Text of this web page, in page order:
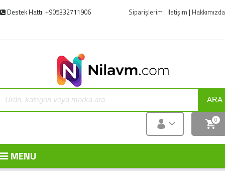
Destek Hattı: +905332711906 Siparişlerim | İletişim | Hakkımızda
ARA
0
MENU